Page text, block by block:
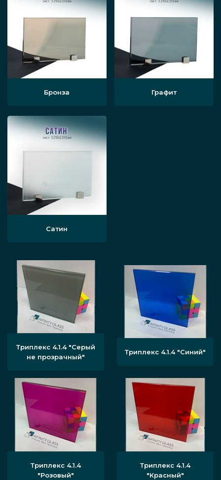
Бронза Графит
Сатин
Триплекс 4.1.4 "Серый
не прозрачный"
Триплекс 4.1.4 "Синий"
Триплекс 4.1.4
"Розовый"
Триплекс 4.1.4
"Красный"